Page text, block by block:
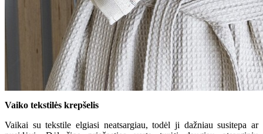
Vaiko tekstilės krepšelis
Vaikai su tekstile elgiasi neatsargiau, todėl ji dažniau susitepa ar